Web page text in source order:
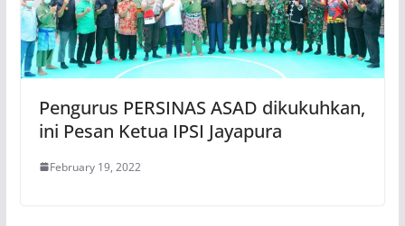
Pengurus PERSINAS ASAD dikukuhkan,
ini Pesan Ketua IPSI Jayapura
February 19, 2022